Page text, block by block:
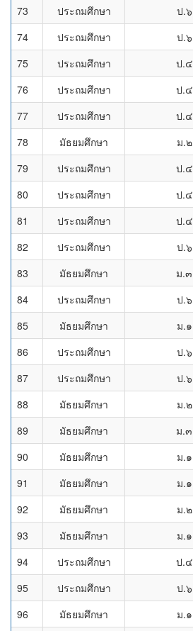
73
ประถมศึกษา ป.๖
74
ประถมศึกษา ป.๖
75
ประถมศึกษา ป.๔
76
ประถมศึกษา ป.๔
77
ประถมศึกษา ป.๔
78
มัธยมศึกษา ม.๒
79
ประถมศึกษา ป.๔
80
ประถมศึกษา ป.๔
81
ประถมศึกษา ป.๔
82
ประถมศึกษา ป.๖
83
มัธยมศึกษา ม.๓
84
ประถมศึกษา ป.๖
85
มัธยมศึกษา ม.๑
86
ประถมศึกษา ป.๖
87
ประถมศึกษา ป.๖
88
มัธยมศึกษา ม.๒
89
มัธยมศึกษา ม.๓
90
มัธยมศึกษา ม.๑
91
มัธยมศึกษา ม.๑
92
มัธยมศึกษา ม.๒
93
มัธยมศึกษา ม.๑
94
ประถมศึกษา ป.๔
95
ประถมศึกษา ป.๖
96
มัธยมศึกษา ม.๑